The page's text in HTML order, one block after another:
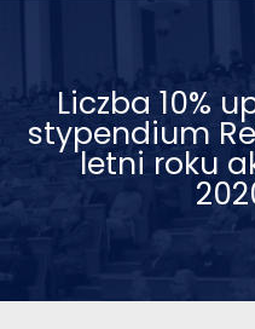
Liczba 10%
stypendium
letni roku